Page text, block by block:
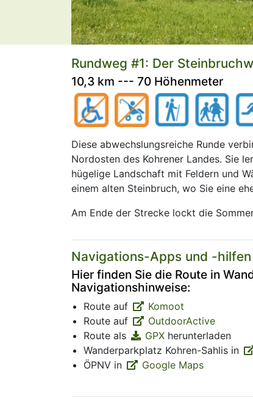
Rundweg #1: Der
10,3 km --- 70 Höhenmeter
Diese abwechslungsreiche Runde
Nordosten des Kohrener Landes. Sie
hügelige Landschaft mit Feldern und
einem alten Steinbruch, wo Sie eine
Am Ende der Strecke lockt die
Navigations-Apps und -hilfen
Hier finden Sie die Route in
Navigationshinweise:
Route auf
Komoot
Route auf
OutdoorActive
Route als
GPXherunterladen
Wanderparkplatz Kohren-Sahlis in
ÖPNV in
Google Maps